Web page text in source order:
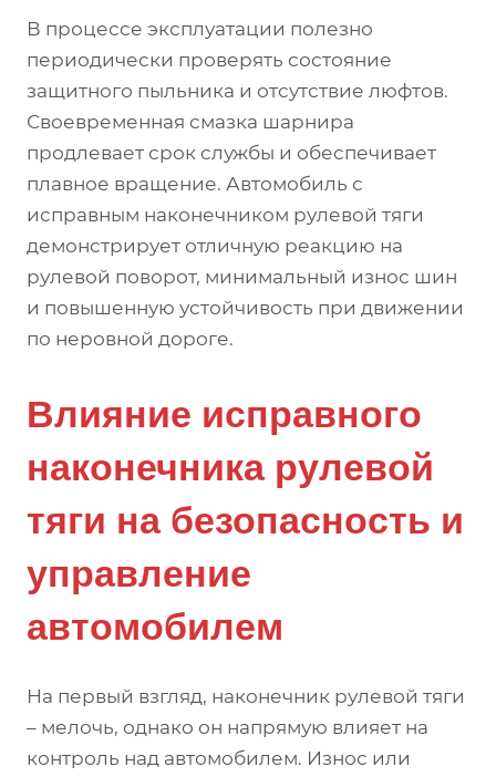
В процессе эксплуатации полезно
периодически проверять состояние
защитного пыльника и отсутствие люфтов.
Своевременная смазка шарнира
продлевает срок службы и обеспечивает
плавное вращение. Автомобиль с
исправным наконечником рулевой тяги
демонстрирует отличную реакцию на
рулевой поворот, минимальный износ шин
и повышенную устойчивость при движении
по неровной дороге.
Влияние исправного
наконечника рулевой
тяги на безопасность и
управление
автомобилем
На первый взгляд, наконечник рулевой тяги
– мелочь, однако он напрямую влияет на
контроль над автомобилем. Износ или